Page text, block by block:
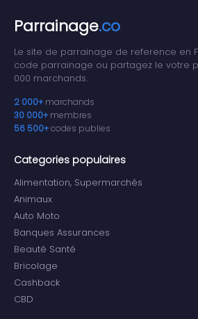
Parrainage.co
Le site de parrainage de reference en
code parrainage ou partagez le votre
000 marchands.
2 000+ marchands
30 000+ membres
56 500+codes publies
Categories populaires
Alimentation, Supermarchés
Animaux
Auto Moto
Banques Assurances
Beauté Santé
Bricolage
Cashback
CBD